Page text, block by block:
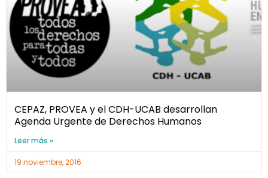
CEPAZ, PROVEA y el CDH-UCAB desarrollan
Agenda Urgente de Derechos Humanos
Leer más »
19 noviembre, 2016